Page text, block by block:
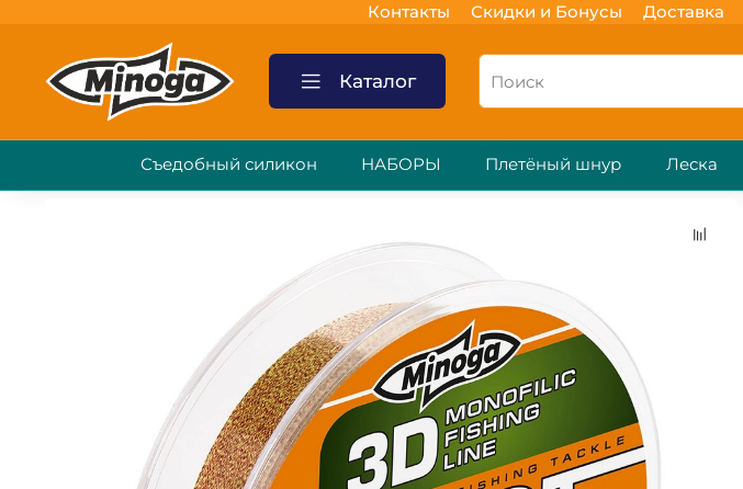
Контакты Скидки и Бонусы Доставка
Каталог
Съедобный силикон НАБОРЫ Плетёный шнур Леска